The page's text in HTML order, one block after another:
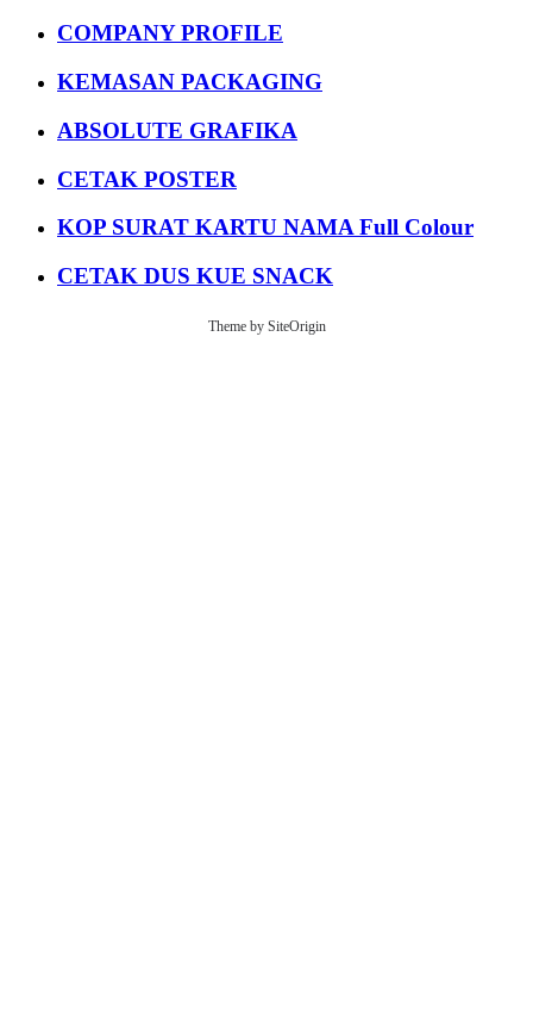
COMPANY PROFILE
KEMASAN PACKAGING
ABSOLUTE GRAFIKA
CETAK POSTER
KOP SURAT KARTU NAMA Full Colour
CETAK DUS KUE SNACK
Theme by SiteOrigin